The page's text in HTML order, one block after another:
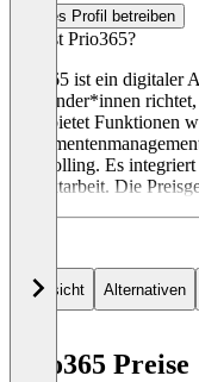
Dieses Profil betreiben
Was ist Prio365?
Prio365 ist ein digitaler
Anwender*innen
Tool bietet Funktionen
Controlling. Es
Projektarbeit. Die
Übersicht Alternativen
Prio365 Preise